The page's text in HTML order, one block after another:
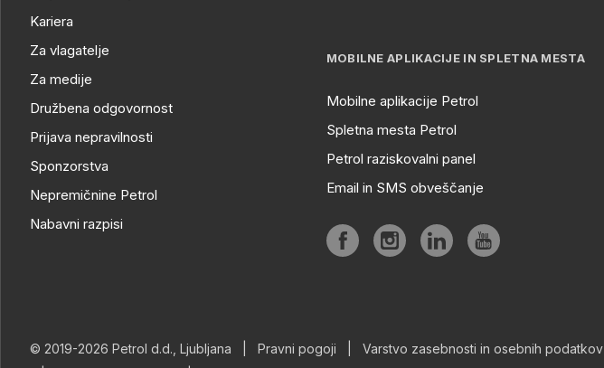
Kariera
Za vlagatelje
Za medije
Družbena odgovornost
Prijava nepravilnosti
Sponzorstva
Nepremičnine Petrol
Nabavni razpisi
MOBILNE APLIKACIJE IN SPLETNA MESTA
Mobilne aplikacije Petrol
Spletna mesta Petrol
Petrol raziskovalni panel
Email in SMS obveščanje
© 2019-2026 Petrol d.d., Ljubljana Pravni pogoji Varstvo zasebnosti in osebnih podatkov